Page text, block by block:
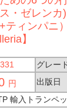
・ゼレンカ
ティンパニ
】
グレー
円
出版日
輸入トランペ